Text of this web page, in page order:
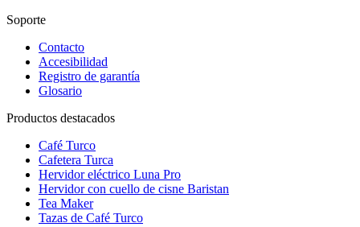
Soporte
Contacto
Accesibilidad
Registro de garantía
Glosario
Productos destacados
Café Turco
Cafetera Turca
Hervidor eléctrico Luna Pro
Hervidor con cuello de cisne Baristan
Tea Maker
Tazas de Café Turco